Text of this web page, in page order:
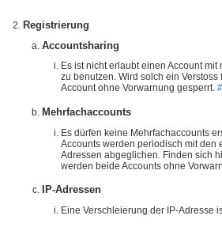
Registrierung
Accountsharing
Es ist nicht erlaubt einen Account mit
zu benutzen. Wird solch ein Verstoss
Account ohne Vorwarnung gesperrt. #
Mehrfachaccounts
Es dürfen keine Mehrfachaccounts
Accounts werden periodisch mit den
Adressen abgeglichen. Finden sich
werden beide Accounts ohne
IP-Adressen
Eine Verschleierung der IP-Adresse